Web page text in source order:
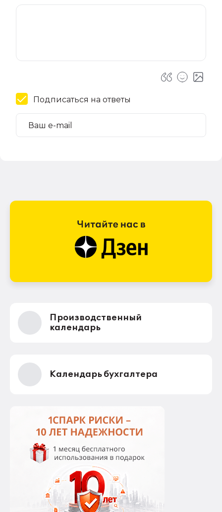
Подписаться на ответы
Производственный
календарь
Календарь бухгалтера